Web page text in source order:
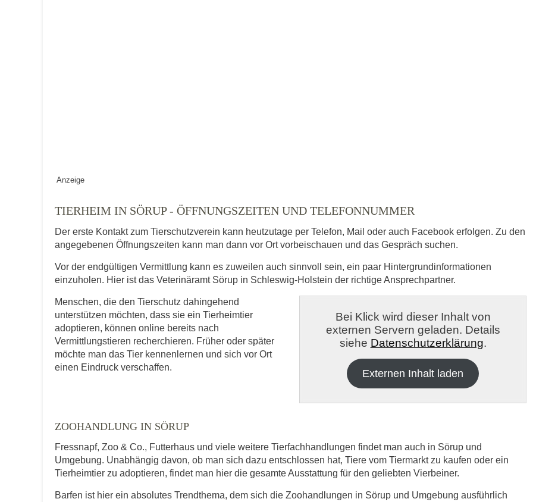
Kontaktdaten des Besitzers
Diese Daten werden zu Kontaktaufnahme veröffentlicht.
E-Mail-Adresse
Telefonnummer
Mit Absenden der Daten akzeptiere ich dieDatenschutzbedinungen..
Anzeige
TIERHEIM IN SÖRUP - ÖFFNUNGSZEITEN UND TELEFONNUMMER
Der erste Kontakt zum Tierschutzverein kann heutzutage per Telefon, Mail oder auch Facebook erfolgen. Zu den
angegebenen Öffnungszeiten kann man dann vor Ort vorbeischauen und das Gespräch suchen.
Vor der endgültigen Vermittlung kann es zuweilen auch sinnvoll sein, ein paar Hintergrundinformationen
einzuholen. Hier ist das Veterinäramt Sörup in Schleswig-Holstein der richtige Ansprechpartner.
Menschen, die den Tierschutz dahingehend
unterstützen möchten, dass sie ein Tierheimtier
adoptieren, können online bereits nach
Vermittlungstieren recherchieren. Früher oder später
möchte man das Tier kennenlernen und sich vor Ort
einen Eindruck verschaffen.
Bei Klick wird dieser Inhalt von
externen Servern geladen. Details
siehe Datenschutzerklärung.
Externen Inhalt laden
ZOOHANDLUNG IN SÖRUP
Fressnapf, Zoo & Co., Futterhaus und viele weitere Tierfachhandlungen findet man auch in Sörup und
Umgebung. Unabhängig davon, ob man sich dazu entschlossen hat, Tiere vom Tiermarkt zu kaufen oder ein
Tierheimtier zu adoptieren, findet man hier die gesamte Ausstattung für den geliebten Vierbeiner.
Barfen ist hier ein absolutes Trendthema, dem sich die Zoohandlungen in Sörup und Umgebung ausführlich